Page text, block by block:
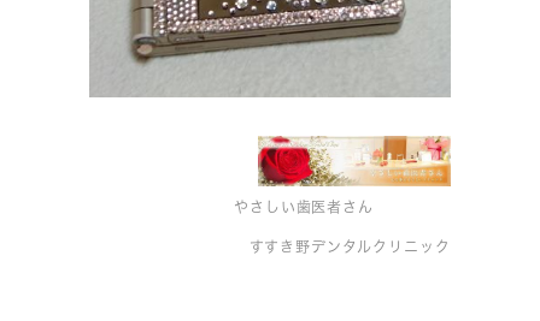
やさしい歯医者さん
すすき野デンタルクリニック